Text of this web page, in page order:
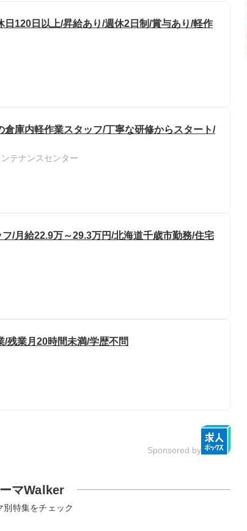
120日以上/昇給あり/週休2日制/賞与あり/軽作
庫内軽作業スタッフ/丁寧な研修からスタート/
テナンスセンター
/月給22.9万～29.3万円/北海道千歳市勤務/住宅
残業月20時間未満/学歴不問
Sponsored by
マWalker
別特集をチェック